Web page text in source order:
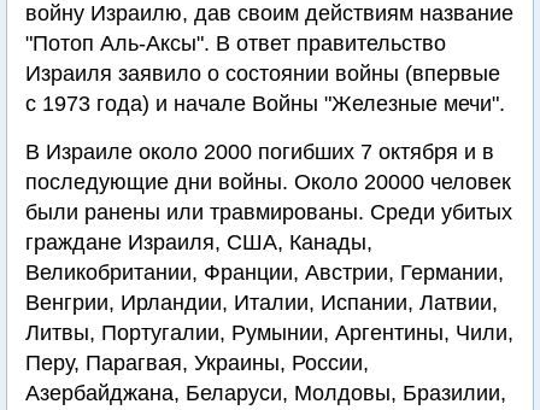
войну Израилю, дав своим действиям название
"Потоп Аль-Аксы". В ответ правительство
Израиля заявило о состоянии войны (впервые
с 1973 года) и начале Войны "Железные мечи".
В Израиле около 2000 погибших 7 октября и в
последующие дни войны. Около 20000 человек
были ранены или травмированы. Среди убитых
граждане Израиля, США, Канады,
Великобритании, Франции, Австрии, Германии,
Венгрии, Ирландии, Италии, Испании, Латвии,
Литвы, Португалии, Румынии, Аргентины, Чили,
Перу, Парагвая, Украины, России,
Азербайджана, Беларуси, Молдовы, Бразилии,